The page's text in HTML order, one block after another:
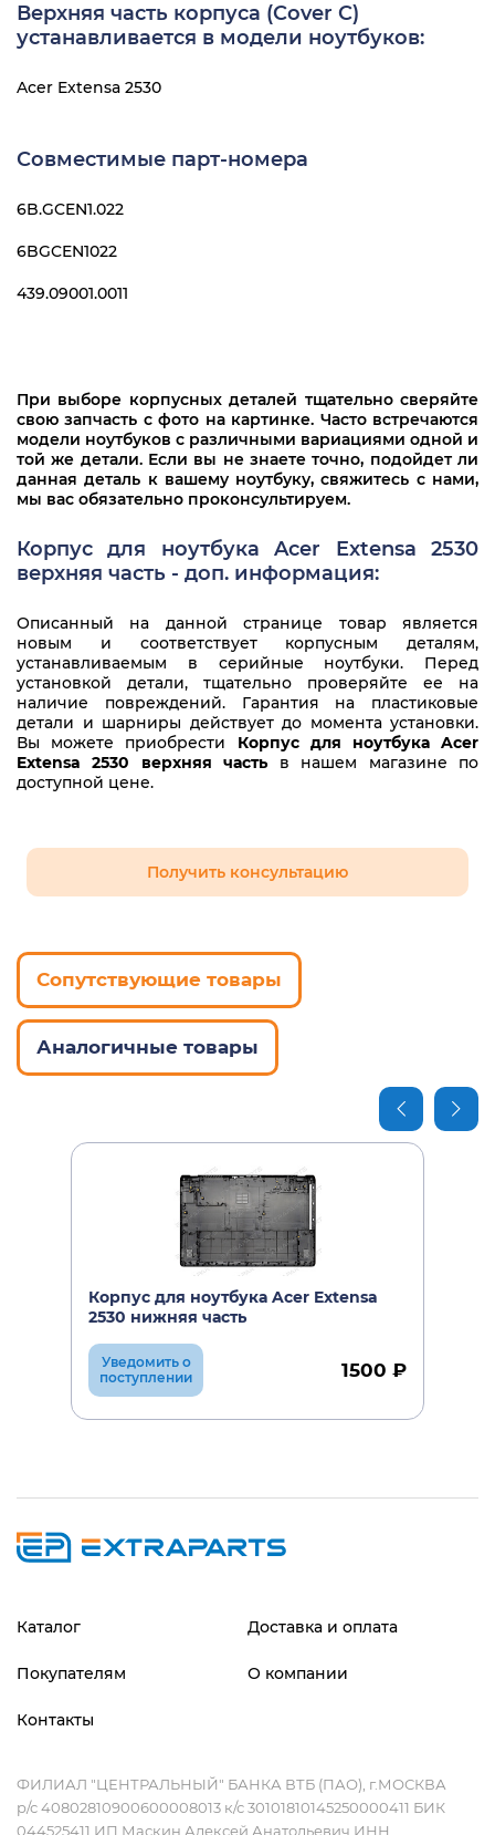
Верхняя часть корпуса (Cover C)
устанавливается в модели ноутбуков:
Acer Extensa 2530
Совместимые парт-номера
6B.GCEN1.022
6BGCEN1022
439.09001.0011
При выборе корпусных деталей тщательно сверяйте
свою запчасть с фото на картинке. Часто встречаются
модели ноутбуков с различными вариациями одной и
той же детали. Если вы не знаете точно, подойдет ли
данная деталь к вашему ноутбуку, свяжитесь с нами,
мы вас обязательно проконсультируем.
Корпус для ноутбука Acer Extensa 2530
верхняя часть - доп. информация:
Описанный на данной странице товар является
новым и соответствует корпусным деталям,
устанавливаемым в серийные ноутбуки. Перед
установкой детали, тщательно проверяйте ее на
наличие повреждений. Гарантия на пластиковые
детали и шарниры действует до момента установки.
Вы можете приобрести Корпус для ноутбука Acer
Extensa 2530 верхняя часть в нашем магазине по
доступной цене.
Получить консультацию
Сопутствующие товары
Аналогичные товары
Корпус для ноутбука Acer Extensa
2530 нижняя часть
Уведомить о
поступлении
1500 ₽
Каталог Доставка и оплата
Покупателям О компании
Контакты
ФИЛИАЛ "ЦЕНТРАЛЬНЫЙ" БАНКА ВТБ (ПАО), г.МОСКВА
р/с 40802810900600008013 к/с 30101810145250000411 БИК
044525411 ИП Маскин Алексей Анатольевич ИНН